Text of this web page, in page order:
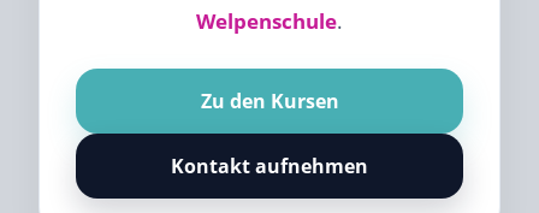
Welpenschule.
Zu den Kursen
Kontakt aufnehmen